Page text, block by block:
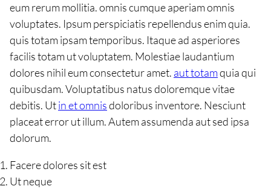
eum rerum mollitia. omnis cumque aperiam omnis
voluptates. Ipsum perspiciatis repellendus enim quia.
quis totam ipsam temporibus. Itaque ad asperiores
facilis totam ut voluptatem. Molestiae laudantium
dolores nihil eum consectetur amet. aut totamquia qui
quibusdam. Voluptatibus natus doloremque vitae
debitis. Utin et omnisdoloribus inventore. Nesciunt
placeat error ut illum. Autem assumenda aut sed ipsa
dolorum.
Facere dolores sit est
Ut neque